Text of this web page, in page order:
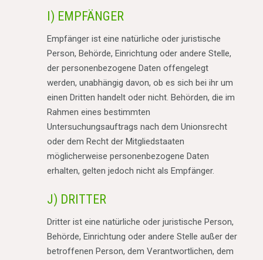
I) EMPFÄNGER
Empfänger ist eine natürliche oder juristische
Person, Behörde, Einrichtung oder andere Stelle,
der personenbezogene Daten offengelegt
werden, unabhängig davon, ob es sich bei ihr um
einen Dritten handelt oder nicht. Behörden, die im
Rahmen eines bestimmten
Untersuchungsauftrags nach dem Unionsrecht
oder dem Recht der Mitgliedstaaten
möglicherweise personenbezogene Daten
erhalten, gelten jedoch nicht als Empfänger.
J) DRITTER
Dritter ist eine natürliche oder juristische Person,
Behörde, Einrichtung oder andere Stelle außer der
betroffenen Person, dem Verantwortlichen, dem